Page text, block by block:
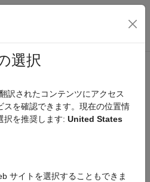
ナビゲーション メ
選択
訳されたコンテンツにアクセス
スを確認できます。現在の位置情
択を推奨します: United States
サイトを選択することもできま